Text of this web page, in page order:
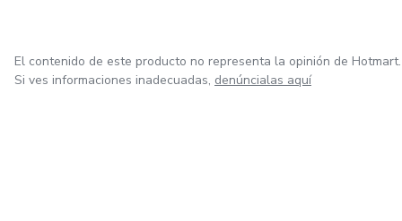
👉 Gestionar un negocio en varios países con claridad y
El contenido de este producto no representa la opinión de Hotmart.
Si ves informaciones inadecuadas, denúncialas aquí